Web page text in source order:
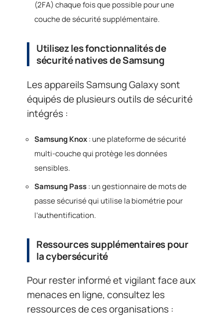
(2FA) chaque fois que possible pour une
couche de sécurité supplémentaire.
Utilisez les fonctionnalités de
sécurité natives de Samsung
Les appareils Samsung Galaxy sont
équipés de plusieurs outils de sécurité
intégrés :
Samsung Knox: une plateforme de sécurité
multi-couche qui protège les données
sensibles.
Samsung Pass: un gestionnaire de mots de
passe sécurisé qui utilise la biométrie pour
l’authentification.
Ressources supplémentaires pour
la cybersécurité
Pour rester informé et vigilant face aux
menaces en ligne, consultez les
ressources de ces organisations :